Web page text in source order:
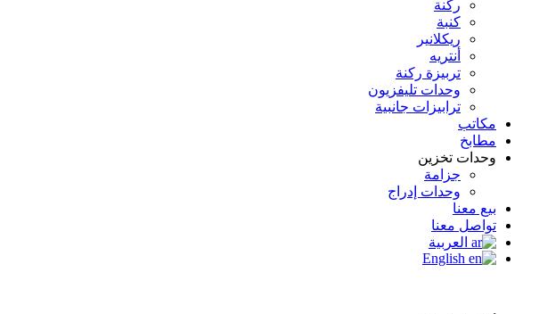
ركنة
كنبة
ريكلانير
أنتريه
تربيزة ركنة
وحدات تليفزيون
ترابيزات جانبية
مكاتب
مطابخ
وحدات تخزين
جزامة
وحدات إدراج
بيع معنا
تواصل معنا
العربية
English